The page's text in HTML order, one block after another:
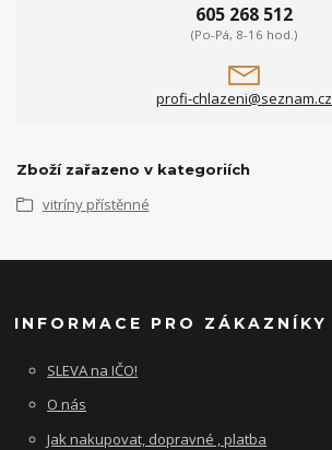
605 268 512
(Po-Pá, 8-16 hod.)
profi-chlazeni@seznam.cz
Zboží zařazeno v kategoriích
vitríny přístěnné
INFORMACE PRO ZÁKAZNÍKY
SLEVA na IČO!
O nás
Jak nakupovat, dopravné , platba